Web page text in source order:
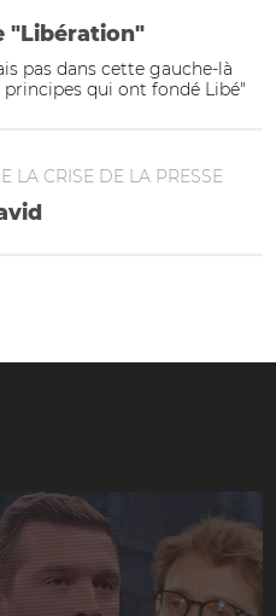
"Libération"
pas dans cette gauche-là
qui ont fondé Libé"
LA CRISE DE LA PRESSE